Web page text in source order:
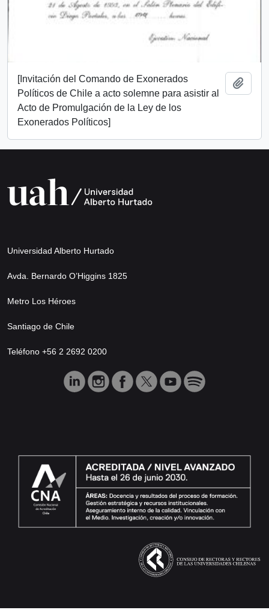
[Invitación del Comando de Exonerados
Políticos de Chile a acto solemne para asistir al
Acto de Promulgación de la Ley de los
Exonerados Políticos]
Universidad Alberto Hurtado
Avda. Bernardo O’Higgins 1825
Metro Los Héroes
Santiago de Chile
Teléfono +56 2 2692 0200